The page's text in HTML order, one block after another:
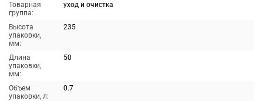
Товарная
группа:
уход и очистка
Высота
упаковки,
мм:
235
Длина
упаковки,
мм:
50
Объем
упаковки, л:
0.7